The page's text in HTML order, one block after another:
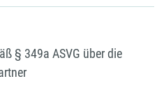
§ 349a ASVG über die